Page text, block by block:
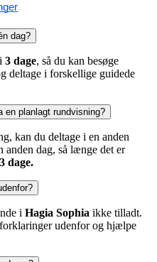
dag?
3 dage, så du kan besøge
deltage i forskellige guidede
en planlagt rundvisning?
kan du deltage i en anden
anden dag, så længe det er
dage.
i Hagia Sophia ikke tilladt.
udenfor og hjælpe